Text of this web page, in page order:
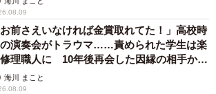
お前さえいなければ金賞取れてた！」高校時
演奏会がトラウマ……責められた学生は楽
理職人に 10年後再会した因縁の相手から
ぬ申し出【漫画】
海川 まこと